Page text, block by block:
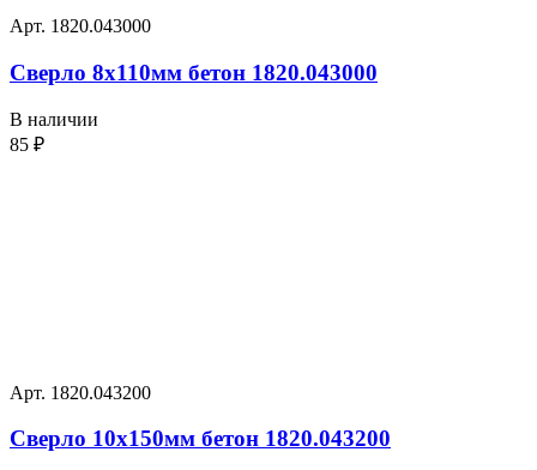
Арт. 1820.043000
Сверло 8х110мм бетон 1820.043000
В наличии
85 ₽
Арт. 1820.043200
Сверло 10х150мм бетон 1820.043200